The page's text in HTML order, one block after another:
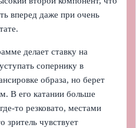
вперед даже при очень
делает ставку на
сопернику в
образа, но берет
В его катании больше
то резковато, местами
зритель чувствует